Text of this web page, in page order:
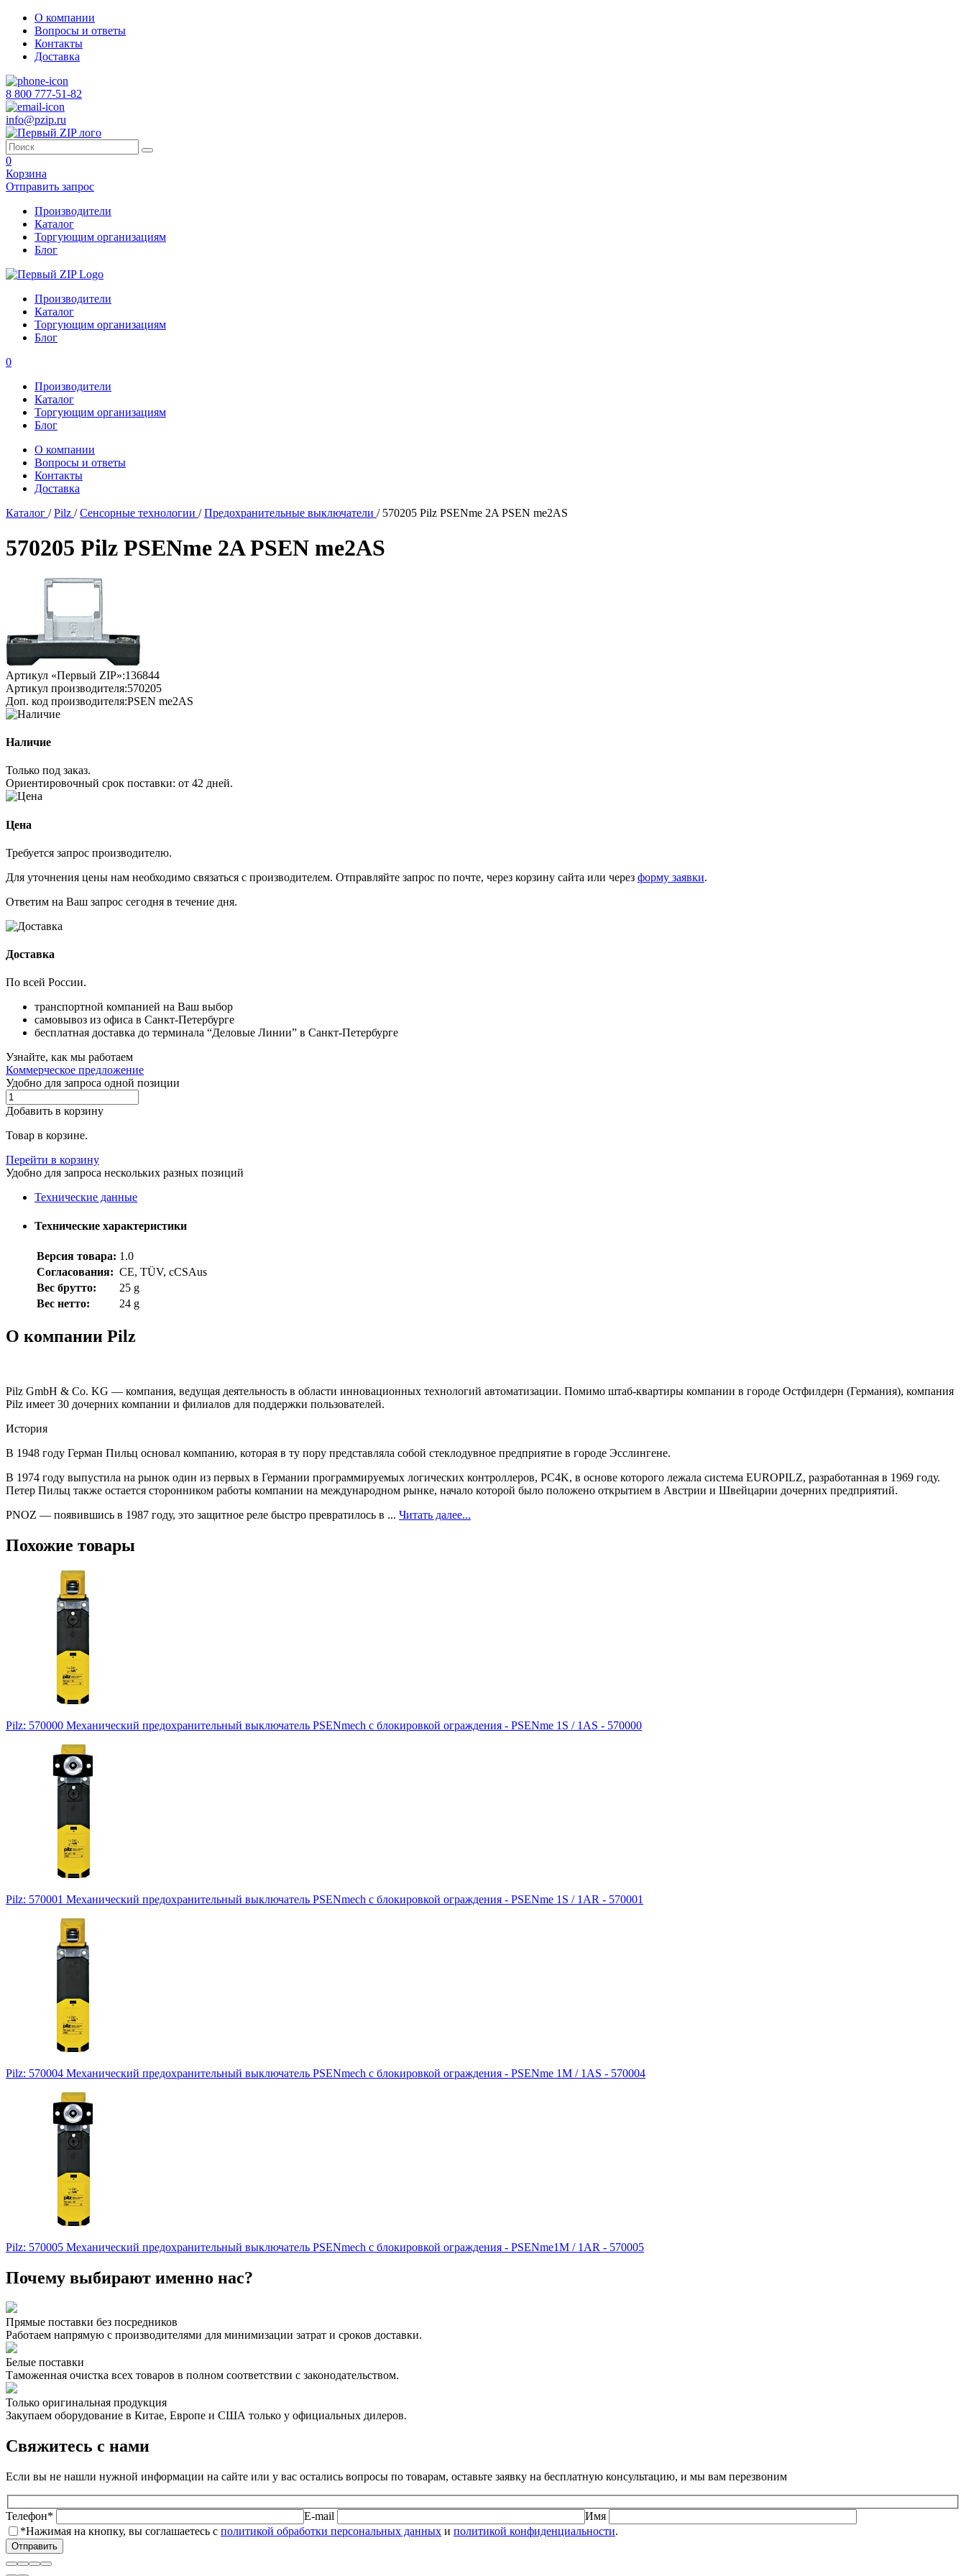
О компании
Вопросы и ответы
Контакты
Доставка
8 800 777-51-82
info@pzip.ru
0
Корзина
Отправить запрос
Производители
Каталог
Торгующим организациям
Блог
Производители
Каталог
Торгующим организациям
Блог
0
Производители
Каталог
Торгующим организациям
Блог
О компании
Вопросы и ответы
Контакты
Доставка
Каталог /Pilz /Сенсорные технологии /Предохранительные выключатели / 570205 Pilz PSENme 2A PSEN me2AS
570205 Pilz PSENme 2A PSEN me2AS
Артикул «Первый ZIP»:136844
Артикул производителя:570205
Доп. код производителя:PSEN me2AS
Наличие
Только под заказ.
Ориентировочный срок поставки: от 42 дней.
Цена
Требуется запрос производителю.
Для уточнения цены нам необходимо связаться с производителем. Отправляйте запрос по почте, через корзину сайта или через форму заявки.
Ответим на Ваш запрос сегодня в течение дня.
Доставка
По всей России.
транспортной компанией на Ваш выбор
самовывоз из офиса в Санкт-Петербурге
бесплатная доставка до терминала “Деловые Линии” в Санкт-Петербурге
Узнайте, как мы работаем
Коммерческое предложение
Удобно для запроса одной позиции
Добавить в корзину
Товар в корзине.
Перейти в корзину
Удобно для запроса нескольких разных позиций
Технические данные
Технические характеристики
Версия товара: 1.0
Согласования: CE, TÜV, cCSAus
Вес брутто:
25 g
Вес нетто:
24 g
О компании Pilz
Pilz GmbH & Co. KG — компания, ведущая деятельность в области инновационных технологий автоматизации. Помимо штаб-квартиры компании в городе Остфилдерн (Германия), компания
Pilz имеет 30 дочерних компании и филиалов для поддержки пользователей.
История
В 1948 году Герман Пильц основал компанию, которая в ту пору представляла собой стеклодувное предприятие в городе Эсслингене.
В 1974 году выпустила на рынок один из первых в Германии программируемых логических контроллеров, PC4K, в основе которого лежала система EUROPILZ, разработанная в 1969 году.
Петер Пильц также остается сторонником работы компании на международном рынке, начало которой было положено открытием в Австрии и Швейцарии дочерних предприятий.
PNOZ — появившись в 1987 году, это защитное реле быстро превратилось в ... Читать далее...
Похожие товары
Pilz: 570000 Механический предохранительный выключатель PSENmech с блокировкой ограждения - PSENme 1S / 1AS - 570000
Pilz: 570001 Механический предохранительный выключатель PSENmech с блокировкой ограждения - PSENme 1S / 1AR - 570001
Pilz: 570004 Механический предохранительный выключатель PSENmech с блокировкой ограждения - PSENme 1M / 1AS - 570004
Pilz: 570005 Механический предохранительный выключатель PSENmech с блокировкой ограждения - PSENme1M / 1AR - 570005
Почему выбирают именно нас?
Прямые поставки без посредников
Работаем напрямую с производителями для минимизации затрат и сроков доставки.
Белые поставки
Таможенная очистка всех товаров в полном соответствии с законодательством.
Только оригинальная продукция
Закупаем оборудование в Китае, Европе и США только у официальных дилеров.
Свяжитесь с нами
Если вы не нашли нужной информации на сайте или у вас остались вопросы по товарам, оставьте заявку на бесплатную консультацию, и мы вам перезвоним
Телефон* E-mail
Имя
*Нажимая на кнопку, вы соглашаетесь с политикой обработки персональных данных и политикой конфиденциальности.